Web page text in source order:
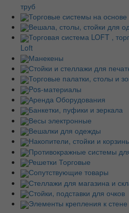
труб
Торговые системы на
Вешала, столы, стойки для
Торговая система LOFT ,
Loft
Манекены
Стойки и стеллажи для
Торговые палатки, столы и
Pos-материалы
Аренда Оборудования
Банкетки, пуфики и зеркала
Весы электронные
Вешалки для одежды
Накопители, стойки и
Противокражные системы
Решетки Торговые
Сопутствующие товары
Стеллажи для магазина и
Стойки, подставки для очков
Элементы крепления к стене